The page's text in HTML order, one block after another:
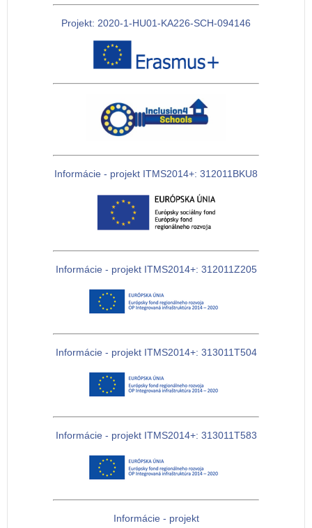
Projekt: 2020-1-HU01-KA226-SCH-094146
Informácie - projekt ITMS2014+: 312011BKU8
Informácie - projekt ITMS2014+: 312011Z205
Informácie - projekt ITMS2014+: 313011T504
Informácie - projekt ITMS2014+: 313011T583
Informácie - projekt